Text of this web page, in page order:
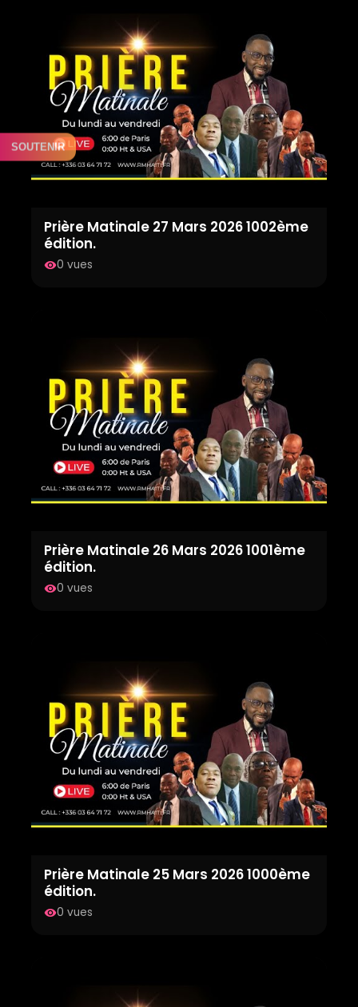
Prière Matinale 27 Mars 2026 1002ème
édition.
visibility0 vues
Prière Matinale 26 Mars 2026 1001ème
édition.
visibility0 vues
Prière Matinale 25 Mars 2026 1000ème
édition.
visibility0 vues
SOUTENIR